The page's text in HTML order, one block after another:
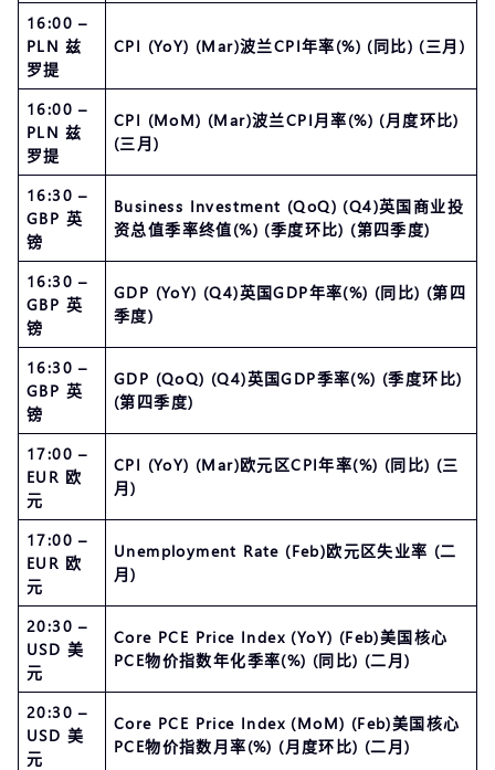
16:00 –
PLN 兹
罗提
CPI (YoY) (Mar)波兰CPI年率(%) (同比) (三月)
16:00 –
PLN 兹
罗提
CPI (MoM) (Mar)波兰CPI月率(%) (月度环比)
(三月)
16:30 –
GBP 英
镑
Business Investment (QoQ) (Q4)英国商业投
资总值季率终值(%) (季度环比) (第四季度)
16:30 –
GBP 英
镑
GDP (YoY) (Q4)英国GDP年率(%) (同比) (第四
季度)
16:30 –
GBP 英
镑
GDP (QoQ) (Q4)英国GDP季率(%) (季度环比)
(第四季度)
17:00 –
EUR 欧
元
CPI (YoY) (Mar)欧元区CPI年率(%) (同比) (三
月)
17:00 –
EUR 欧
元
Unemployment Rate (Feb)欧元区失业率 (二
月)
20:30 –
USD 美
元
Core PCE Price Index (YoY) (Feb)美国核心
PCE物价指数年化季率(%) (同比) (二月)
20:30 –
USD 美
元
Core PCE Price Index (MoM) (Feb)美国核心
PCE物价指数月率(%) (月度环比) (二月)